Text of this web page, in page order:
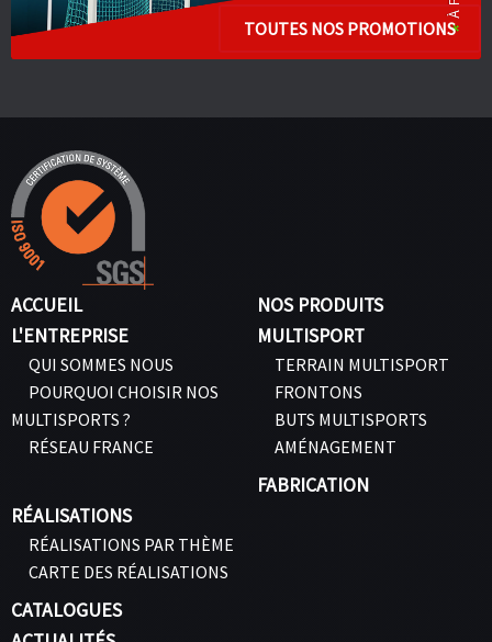
TOUTES NOS PROMOTIONS
ACCUEIL
L'ENTREPRISE
QUI SOMMES NOUS
POURQUOI CHOISIR NOS
MULTISPORTS ?
RÉSEAU FRANCE
NOS PRODUITS
MULTISPORT
TERRAIN MULTISPORT
FRONTONS
BUTS MULTISPORTS
AMÉNAGEMENT
FABRICATION
RÉALISATIONS
RÉALISATIONS PAR THÈME
CARTE DES RÉALISATIONS
CATALOGUES